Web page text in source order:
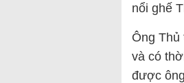
nổi ghế
Ông
và có
được